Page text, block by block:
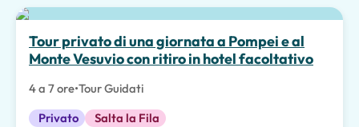
Tour privato di una giornata a Pompei e al
Monte Vesuvio con ritiro in hotel facoltativo
4 a 7 ore•Tour Guidati
Privato
Salta la Fila